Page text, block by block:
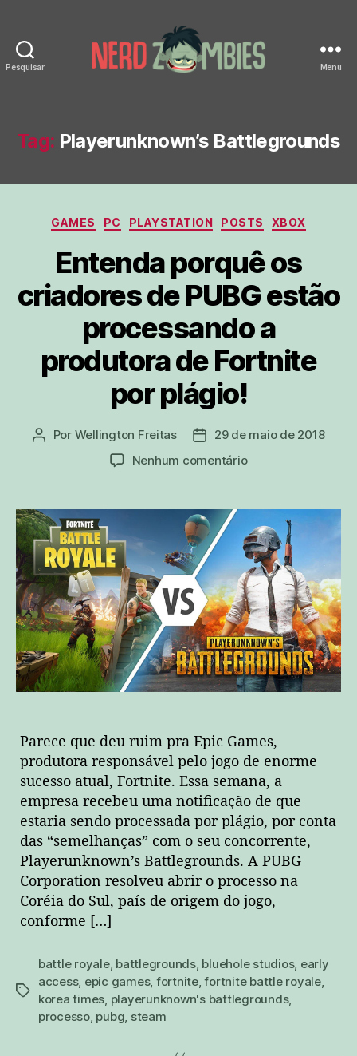
Pesquisar Menu
Tag: Playerunknown’s Battlegrounds
Categorias
GAMES PC PLAYSTATION POSTS XBOX
Entenda porquê os
criadores de PUBG estão
processando a
produtora de Fortnite
por plágio!
Autor
Por Wellington Freitas
Data29 de maio de 2018
Nenhum comentárioem
os
criadores
de
PUBG
estão
processando
a
produtora
de
Fortnite
por
Parece que deu ruim pra Epic Games,
produtora responsável pelo jogo de enorme
sucesso atual, Fortnite. Essa semana, a
empresa recebeu uma notificação de que
estaria sendo processada por plágio, por conta
das “semelhanças” com o seu concorrente,
Playerunknown’s Battlegrounds. A PUBG
Corporation resolveu abrir o processo na
Coréia do Sul, país de origem do jogo,
conforme […]
tags
battle royale, battlegrounds, bluehole studios, early
access, epic games, fortnite,fortnite battle royale,
korea times, playerunknown's battlegrounds,
processo, pubg, steam